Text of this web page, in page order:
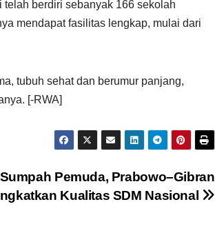
berdiri sebanyak 166 sekolah
mendapat fasilitas lengkap, mulai dari
tubuh sehat dan berumur panjang,
[-RWA]
Pemuda, Prabowo–Gibran
Kualitas SDM Nasional